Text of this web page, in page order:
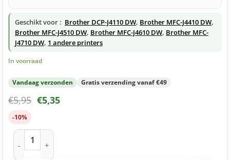
Geschikt voor : Brother DCP-J4110 DW, Brother MFC-J4410 DW,
Brother MFC-J4510 DW, Brother MFC-J4610 DW, Brother MFC-
J4710 DW, 1 andere printers
In voorraad
Vandaag verzonden Gratis verzending vanaf €49
€5,95 €5,35
-10%
Brother LC127 BK inktcartridge zwart huismerk aantal